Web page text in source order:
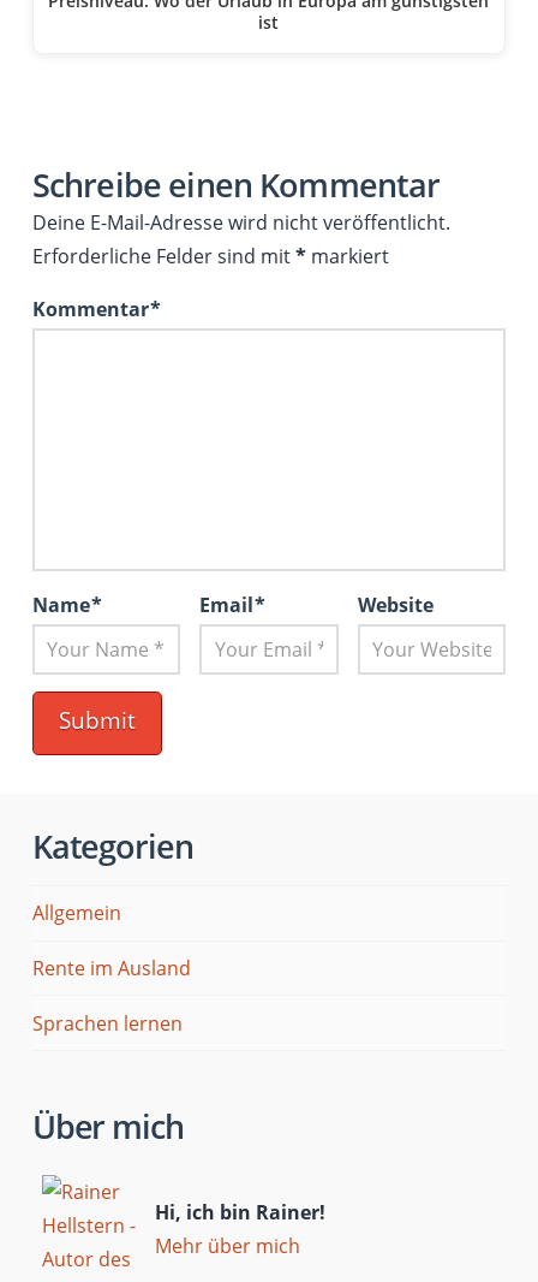
ist
Schreibe einen Kommentar
Deine E-Mail-Adresse wird nicht veröffentlicht.
Erforderliche Felder sind mit*markiert
Kommentar*
Name* Email* Website
Kategorien
Allgemein
Rente im Ausland
Sprachen lernen
Über mich
Hi, ich bin Rainer!
Mehr über mich